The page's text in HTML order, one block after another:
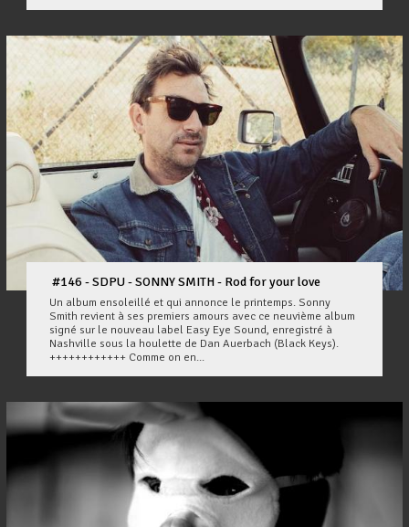
#146 - SDPU - SONNY SMITH - Rod for your love
Un album ensoleillé et qui annonce le printemps. Sonny
Smith revient à ses premiers amours avec ce neuvième album
signé sur le nouveau label Easy Eye Sound, enregistré à
Nashville sous la houlette de Dan Auerbach (Black Keys).
++++++++++++ Comme on en...